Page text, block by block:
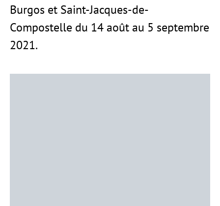
Burgos et Saint-Jacques-de-
Compostelle du 14 août au 5 septembre
2021.